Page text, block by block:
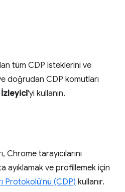
tüm CDP isteklerini ve
doğrudan CDP komutları
'yi kullanın.
tarayıcılarını
ayıklamak ve profillemek için
Protokolü'nü (CDP) kullanır.